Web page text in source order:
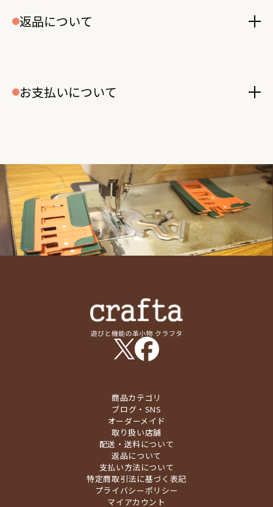
返品について
お支払いについて
商品カテゴリ
ブログ・SNS
オーダーメイド
取り扱い店舗
配送・送料について
返品について
支払い方法について
特定商取引法に基づく表記
プライバシーポリシー
マイアカウント